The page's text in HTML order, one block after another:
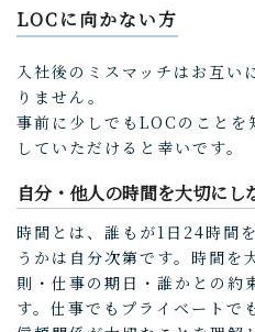
LOCに向かない方
入社後のミスマッチはお互い
りません。
事前に少しでもLOCのことを
していただけると幸いです。
自分・他人の時間を大切にし
時間とは、誰もが1日24時間
うかは自分次第です。時間を
則・仕事の期日・誰かとの約
す。仕事でもプライベートで